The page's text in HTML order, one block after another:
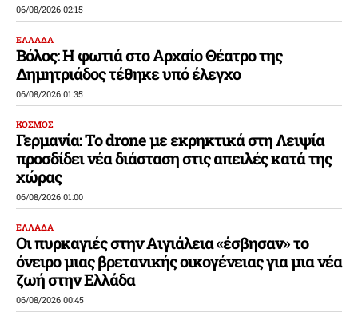
06/08/2026 02:15
ΕΛΛΑΔΑ
Βόλος: Η φωτιά στο Αρχαίο Θέατρο της
Δημητριάδος τέθηκε υπό έλεγχο
06/08/2026 01:35
ΚΟΣΜΟΣ
Γερμανία: Το drone με εκρηκτικά στη Λειψία
προσδίδει νέα διάσταση στις απειλές κατά της
χώρας
06/08/2026 01:00
ΕΛΛΑΔΑ
Οι πυρκαγιές στην Αιγιάλεια «έσβησαν» το
όνειρο μιας βρετανικής οικογένειας για μια νέα
ζωή στην Ελλάδα
06/08/2026 00:45